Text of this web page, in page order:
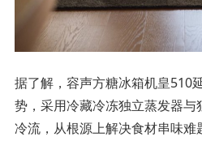
据了解，容声方糖冰箱机皇510
势，采用冷藏冷冻独立蒸发器
冷流，从根源上解决食材串味